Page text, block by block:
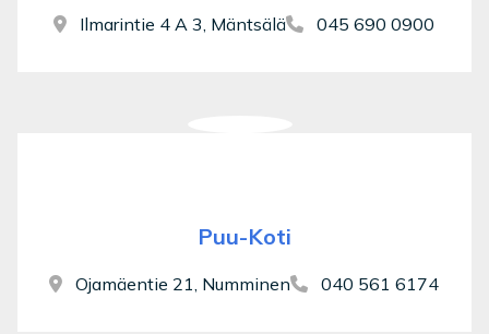
Ilmarintie 4 A 3, Mäntsälä 045 690 0900
Puu-Koti
Ojamäentie 21, Numminen 040 561 6174